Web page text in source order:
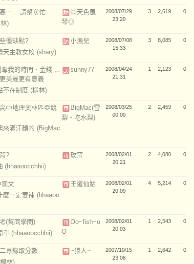
一....請幫ㄍ忙
)
◎天色風
琴◎
2008/07/29
23:20
3 2,619 0
優缺點?
天主教女校 (shary)
小漁兒
2008/07/08
15:33
3 8,085 0
我的時間、金錢 ...
美麗更有意義
不在制度 (柳林)
sunny77
2008/04/24
21:31
1 2,123 0
中地理奧林匹亞競
來滿汗顏的 (BigMac
BigMac(雪
梨‧吃水梨)
2008/03/25
00:00
2 2,459 0
?
(hhaaoocchhii)
玫甯
2008/02/01
20:21
2 4,080 0
國文
麼一定要補 (hhaaoo
王道仙姑
2008/02/01
20:09
4 5,214 0
(幫同學問)
單 (hhaaoocchhii)
Oo~fish~o
O
2008/02/01
20:03
1 2,543 0
專錄取分數
林)
~狼人~
2007/10/15
23:08
1 2,642 0